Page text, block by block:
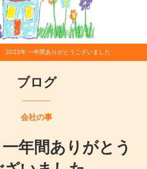
2023年 一年間ありがとうございました
ブログ
会社の事
年間ありがとう